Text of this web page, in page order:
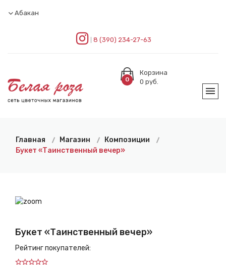
Абакан
8 (390) 234-27-63
0
Корзина
0 руб.
Главная Магазин
Композиции
Букет «Таинственный вечер»
Букет «Таинственный вечер»
Рейтинг покупателей: